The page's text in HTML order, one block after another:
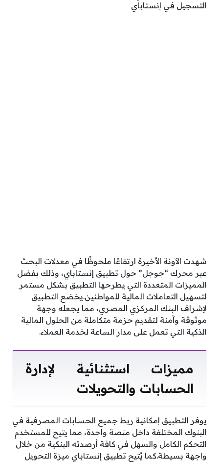
التسجيل في إنستاباي
شهدت الآونة الأخيرة ارتفاعًا ملحوظًا في معدلات البحث
عبر محرك “جوجل” حول تطبيق إنستاباي، وذلك بفضل
المميزات المتعددة التي يطرحها التطبيق بشكل مستمر
لتسهيل التعاملات المالية للمواطنين.يخضع التطبيق
لإشراف البنك المركزي المصري، مما يجعله وجهة
موثوقة وآمنة لتقديم حزمة متكاملة من الحلول المالية
الذكية التي تعمل على مدار الساعة لخدمة العملاء.
مميزات استثنائية لإدارة
الحسابات والتحويلات
يوفر التطبيق إمكانية ربط جميع الحسابات المصرفية في
البنوك المختلفة داخل منصة واحدة، مما يتيح للمستخدم
التحكم الكامل والسهل في كافة أرصدته البنكية من خلال
واجهة بسيطة.كما يُتيح تطبيق إنستاباي ميزة التحويل